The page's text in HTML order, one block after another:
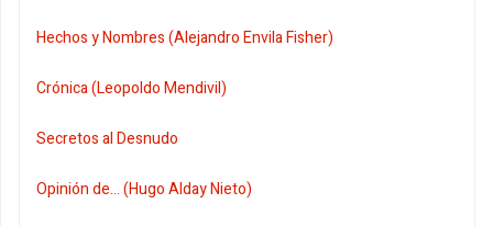
Hechos y Nombres (Alejandro Envila Fisher)
Crónica (Leopoldo Mendivil)
Secretos al Desnudo
Opinión de... (Hugo Alday Nieto)